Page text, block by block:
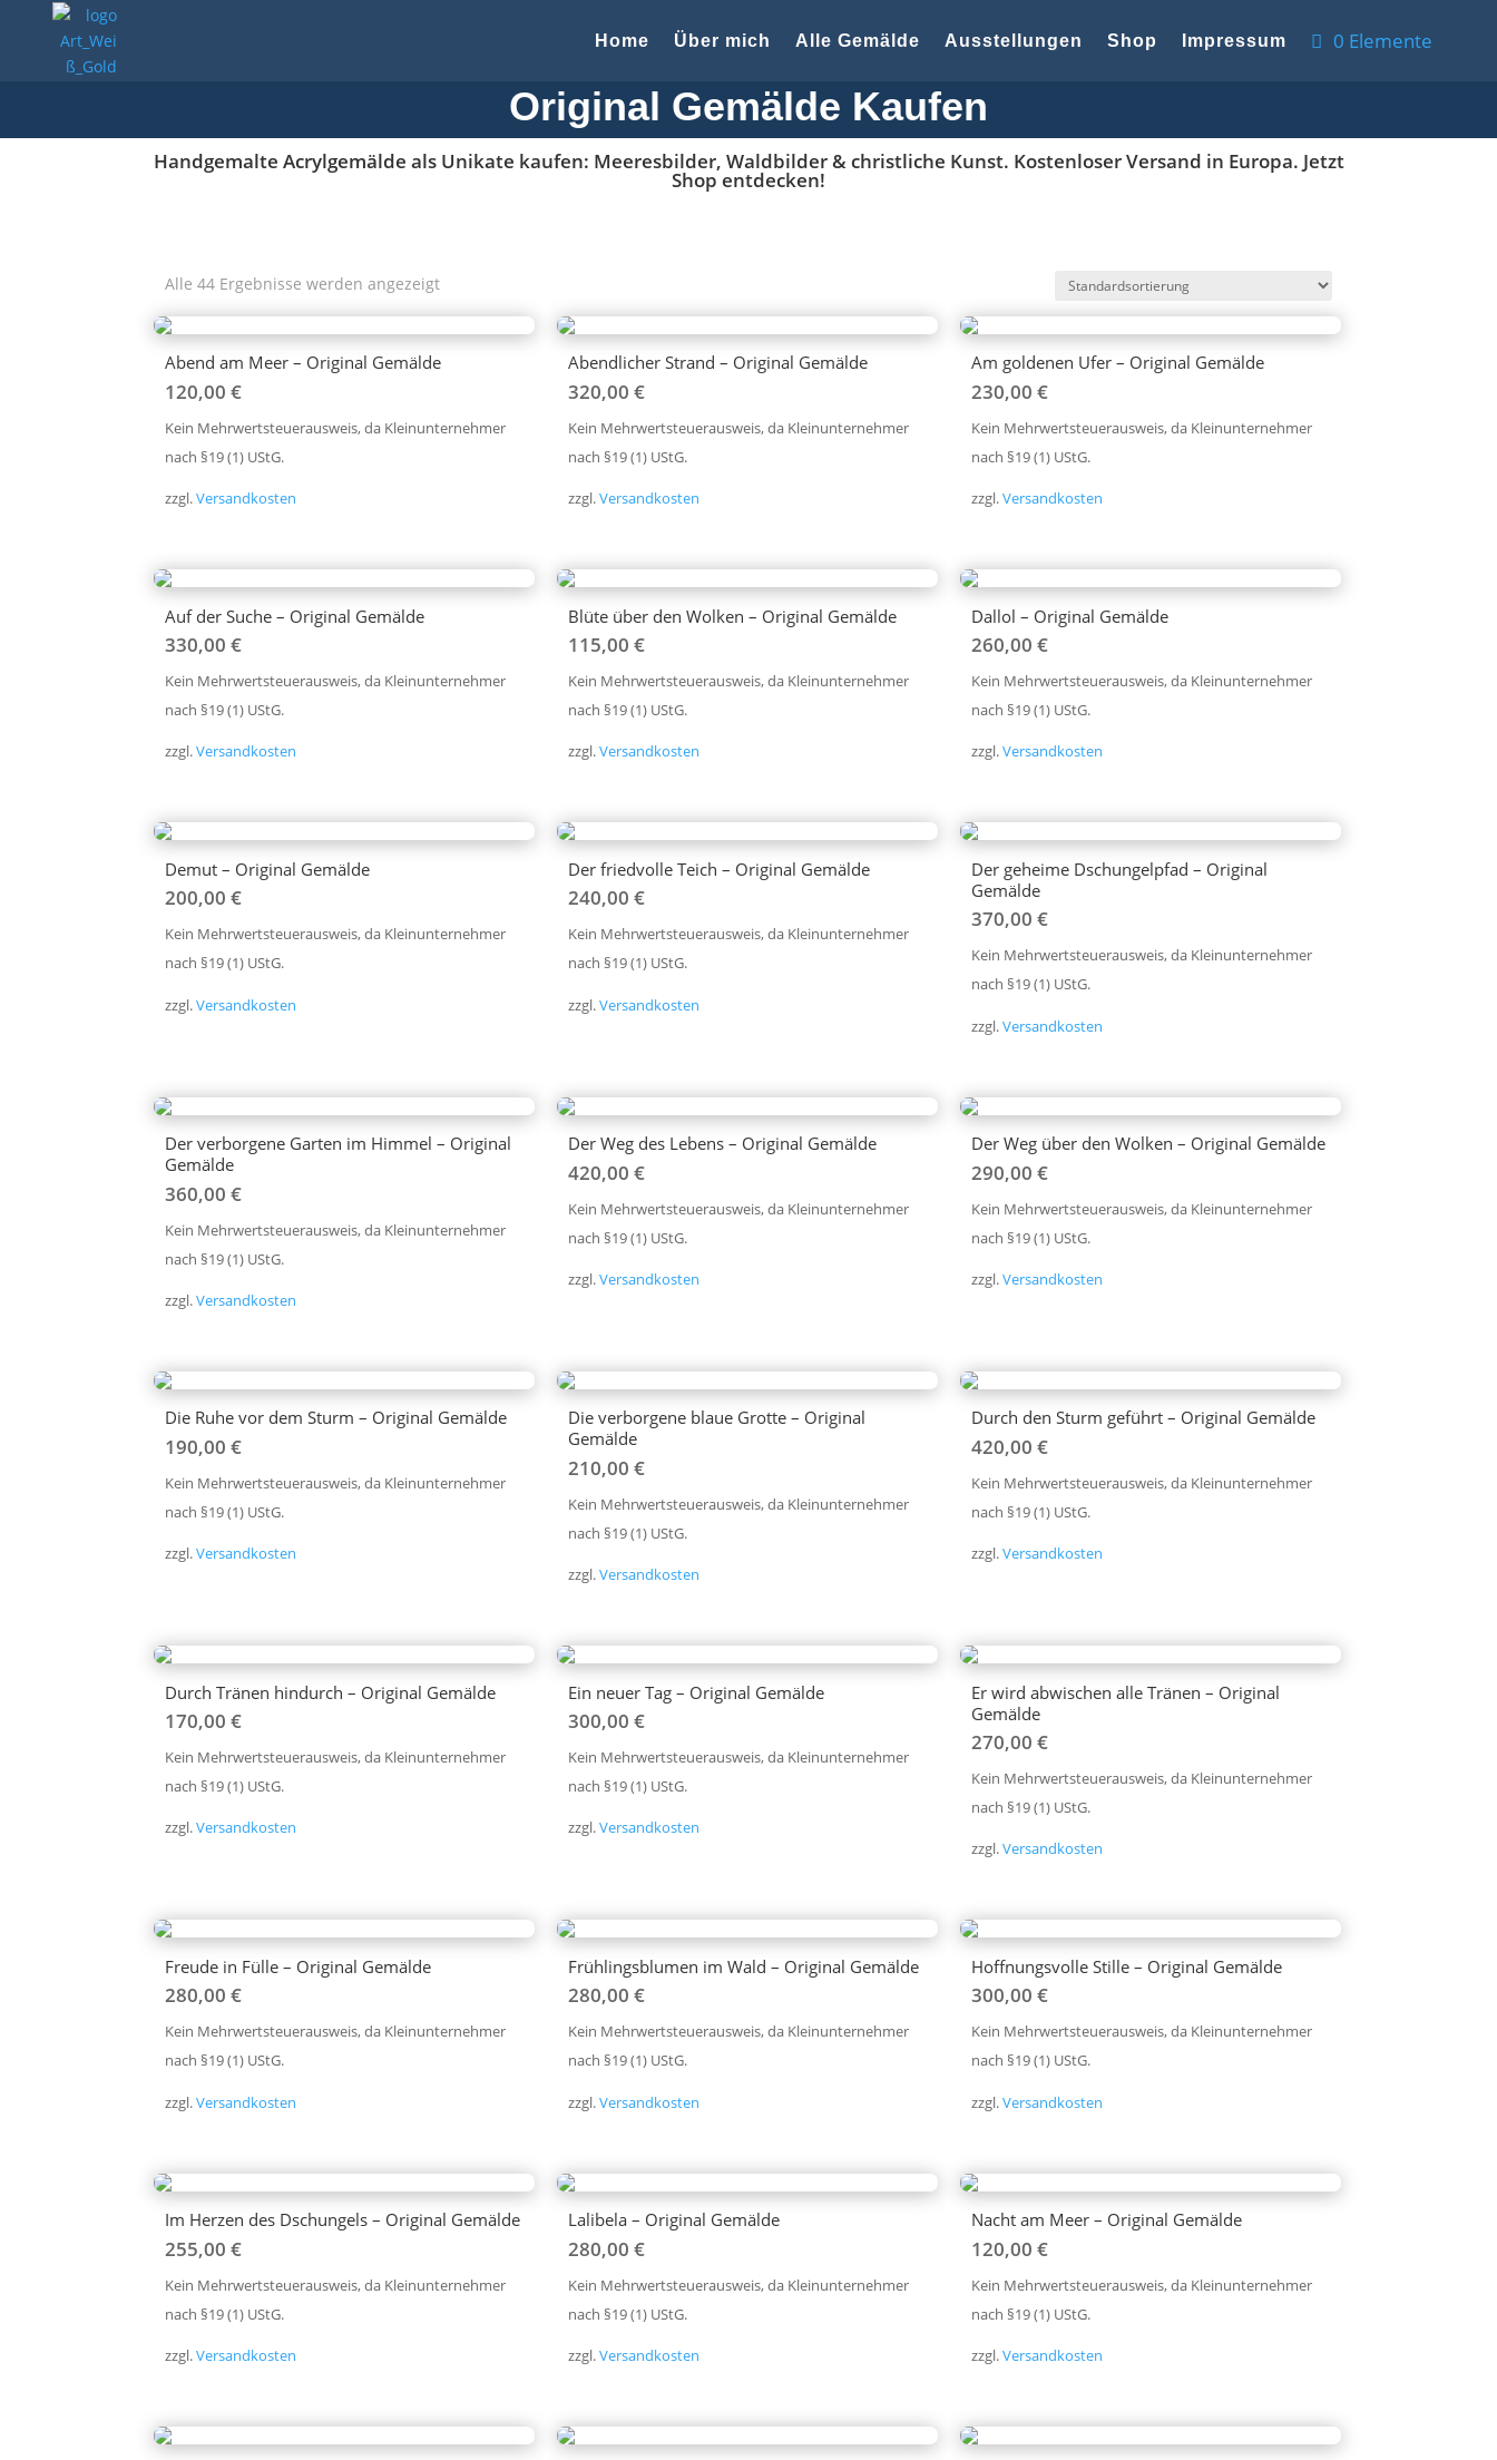
Home Über mich Alle Gemälde Ausstellungen Shop Impressum 0 Elemente
Original Gemälde Kaufen
Handgemalte Acrylgemälde als Unikate kaufen: Meeresbilder, Waldbilder & christliche Kunst. Kostenloser Versand in Europa. Jetzt
Shop entdecken!
Alle 44 Ergebnisse werden angezeigt
Abend am Meer – Original Gemälde
120,00 €
Kein Mehrwertsteuerausweis, da Kleinunternehmer
nach §19 (1) UStG.
zzgl.Versandkosten
Abendlicher Strand – Original Gemälde
320,00€
Kein Mehrwertsteuerausweis, da Kleinunternehmer
nach §19 (1) UStG.
zzgl.Versandkosten
Am goldenen Ufer – Original Gemälde
230,00€
Kein Mehrwertsteuerausweis, da Kleinunternehmer
nach §19 (1) UStG.
zzgl.Versandkosten
Auf der Suche – Original Gemälde
330,00 €
Kein Mehrwertsteuerausweis, da Kleinunternehmer
nach §19 (1) UStG.
zzgl.Versandkosten
Blüte über den Wolken – Original Gemälde
115,00€
Kein Mehrwertsteuerausweis, da Kleinunternehmer
nach §19 (1) UStG.
zzgl.Versandkosten
Dallol – Original Gemälde
260,00€
Kein Mehrwertsteuerausweis, da Kleinunternehmer
nach §19 (1) UStG.
zzgl.Versandkosten
Demut – Original Gemälde
200,00 €
Kein Mehrwertsteuerausweis, da Kleinunternehmer
nach §19 (1) UStG.
zzgl.Versandkosten
Der friedvolle Teich – Original Gemälde
240,00€
Kein Mehrwertsteuerausweis, da Kleinunternehmer
nach §19 (1) UStG.
zzgl.Versandkosten
Der geheime Dschungelpfad – Original
Gemälde
370,00€
Kein Mehrwertsteuerausweis, da Kleinunternehmer
nach §19 (1) UStG.
zzgl.Versandkosten
Der verborgene Garten im Himmel – Original
Gemälde
360,00 €
Kein Mehrwertsteuerausweis, da Kleinunternehmer
nach §19 (1) UStG.
zzgl.Versandkosten
Der Weg des Lebens – Original Gemälde
420,00€
Kein Mehrwertsteuerausweis, da Kleinunternehmer
nach §19 (1) UStG.
zzgl.Versandkosten
Der Weg über den Wolken – Original Gemälde
290,00€
Kein Mehrwertsteuerausweis, da Kleinunternehmer
nach §19 (1) UStG.
zzgl.Versandkosten
Die Ruhe vor dem Sturm – Original Gemälde
190,00 €
Kein Mehrwertsteuerausweis, da Kleinunternehmer
nach §19 (1) UStG.
zzgl.Versandkosten
Die verborgene blaue Grotte – Original
Gemälde
210,00€
Kein Mehrwertsteuerausweis, da Kleinunternehmer
nach §19 (1) UStG.
zzgl.Versandkosten
Durch den Sturm geführt – Original Gemälde
420,00€
Kein Mehrwertsteuerausweis, da Kleinunternehmer
nach §19 (1) UStG.
zzgl.Versandkosten
Durch Tränen hindurch – Original Gemälde
170,00 €
Kein Mehrwertsteuerausweis, da Kleinunternehmer
nach §19 (1) UStG.
zzgl.Versandkosten
Ein neuer Tag – Original Gemälde
300,00€
Kein Mehrwertsteuerausweis, da Kleinunternehmer
nach §19 (1) UStG.
zzgl.Versandkosten
Er wird abwischen alle Tränen – Original
Gemälde
270,00€
Kein Mehrwertsteuerausweis, da Kleinunternehmer
nach §19 (1) UStG.
zzgl.Versandkosten
Freude in Fülle – Original Gemälde
280,00 €
Kein Mehrwertsteuerausweis, da Kleinunternehmer
nach §19 (1) UStG.
zzgl.Versandkosten
Frühlingsblumen im Wald – Original Gemälde
280,00€
Kein Mehrwertsteuerausweis, da Kleinunternehmer
nach §19 (1) UStG.
zzgl.Versandkosten
Hoffnungsvolle Stille – Original Gemälde
300,00€
Kein Mehrwertsteuerausweis, da Kleinunternehmer
nach §19 (1) UStG.
zzgl.Versandkosten
Im Herzen des Dschungels – Original Gemälde
255,00 €
Kein Mehrwertsteuerausweis, da Kleinunternehmer
nach §19 (1) UStG.
zzgl.Versandkosten
Lalibela – Original Gemälde
280,00€
Kein Mehrwertsteuerausweis, da Kleinunternehmer
nach §19 (1) UStG.
zzgl.Versandkosten
Nacht am Meer – Original Gemälde
120,00€
Kein Mehrwertsteuerausweis, da Kleinunternehmer
nach §19 (1) UStG.
zzgl.Versandkosten